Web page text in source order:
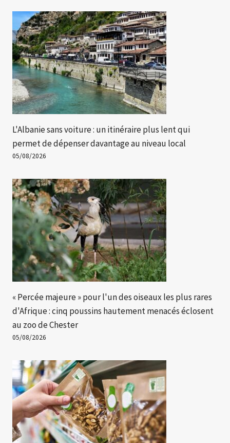
L'Albanie sans voiture : un itinéraire plus lent qui
permet de dépenser davantage au niveau local
05/08/2026
« Percée majeure » ​​pour l'un des oiseaux les plus rares
d'Afrique : cinq poussins hautement menacés éclosent
au zoo de Chester
05/08/2026